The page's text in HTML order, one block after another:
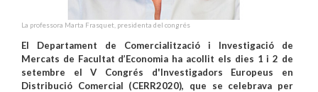
La professora Marta Frasquet, presidenta del congrés
El Departament de Comercialització i Investigació de
Mercats de Facultat d’Economia ha acollit els dies 1 i 2 de
setembre el V Congrés d'Investigadors Europeus en
Distribució Comercial (CERR2020), que se celebrava per